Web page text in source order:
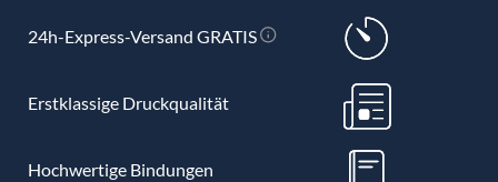
24h-Express-Versand GRATIS
Erstklassige Druckqualität
Hochwertige Bindungen